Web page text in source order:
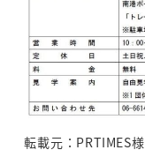
転載元：PRTIMES様